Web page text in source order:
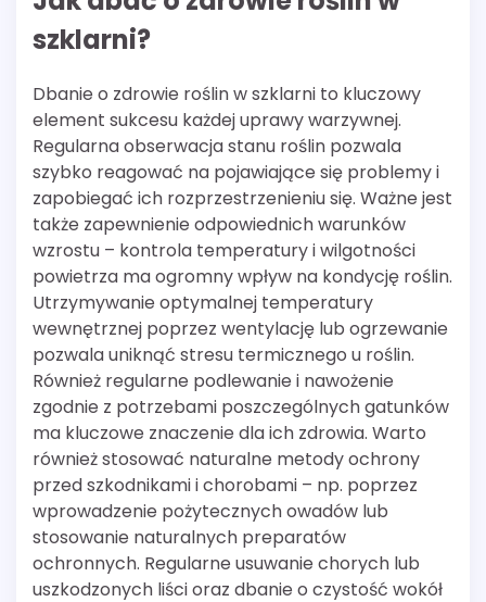
szklarni?
Dbanie o zdrowie roślin w szklarni to kluczowy
element sukcesu każdej uprawy warzywnej.
Regularna obserwacja stanu roślin pozwala
szybko reagować na pojawiające się problemy i
zapobiegać ich rozprzestrzenieniu się. Ważne jest
także zapewnienie odpowiednich warunków
wzrostu – kontrola temperatury i wilgotności
powietrza ma ogromny wpływ na kondycję roślin.
Utrzymywanie optymalnej temperatury
wewnętrznej poprzez wentylację lub ogrzewanie
pozwala uniknąć stresu termicznego u roślin.
Również regularne podlewanie i nawożenie
zgodnie z potrzebami poszczególnych gatunków
ma kluczowe znaczenie dla ich zdrowia. Warto
również stosować naturalne metody ochrony
przed szkodnikami i chorobami – np. poprzez
wprowadzenie pożytecznych owadów lub
stosowanie naturalnych preparatów
ochronnych. Regularne usuwanie chorych lub
uszkodzonych liści oraz dbanie o czystość wokół